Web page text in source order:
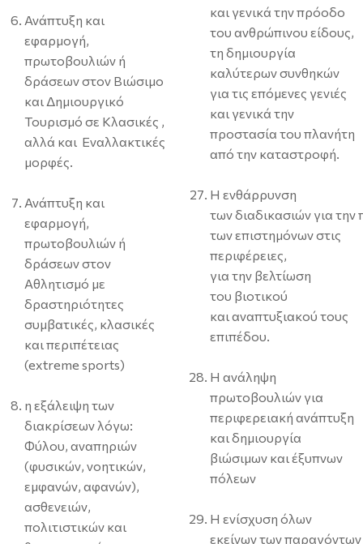
Ανάπτυξη και
εφαρμογή,
πρωτοβουλιών ή
δράσεων στον Βιώσιμο
και Δημιουργικό
Τουρισμό σε Κλασικές ,
αλλά και Εναλλακτικές
μορφές.
Ανάπτυξη και
εφαρμογή,
πρωτοβουλιών ή
δράσεων στον
Αθλητισμό με
δραστηριότητες
συμβατικές, κλασικές
και περιπέτειας
(extreme sports)
η εξάλειψη των
διακρίσεων λόγω:
Φύλου, αναπηριών
(φυσικών, νοητικών,
εμφανών, αφανών),
ασθενειών,
πολιτιστικών και
και γενικά την πρόοδο
του ανθρώπινου είδους,
τη δημιουργία
καλύτερων συνθηκών
για τις επόμενες γενιές
και γενικά την
προστασία του πλανήτη
από την καταστροφή.
Η ενθάρρυνση
των διαδικασιών για
των επιστημόνων στις
περιφέρειες,
για την βελτίωση
του βιοτικού
και αναπτυξιακού τους
επιπέδου.
Η ανάληψη
πρωτοβουλιών για
περιφερειακή ανάπτυξη
και δημιουργία
βιώσιμων και έξυπνων
πόλεων
Η ενίσχυση όλων
εκείνων των παραγόντων